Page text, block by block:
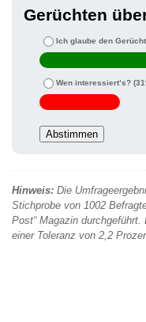
Gerüchten
Ich glaube den
Wen interessiert’s?
Hinweis: Die
Stichprobe von 1002
Post“ Magazin
einer Toleranz von 2,2